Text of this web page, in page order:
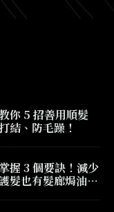
你 5 招善用順髮
結、防毛躁！
握 3 個要訣！減少
髮也有髮廊焗油效